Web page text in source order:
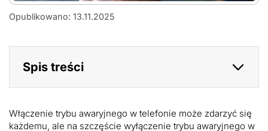
wyłączyć
awaryjny
telefonie?
sposób,
szybko
przywrócić
Opublikowano: 13.11.2025
Spis treści
Włączenie trybu awaryjnego w telefonie może zdarzyć się
każdemu, ale na szczęście wyłączenie trybu awaryjnego w